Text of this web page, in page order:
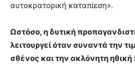
αυτοκρατορική καταπίεση».
Ωστόσο, η δυτική
λειτουργεί όταν συναντά την
σθένος και την ακλόνητη ηθική